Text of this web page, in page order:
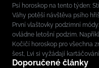
Psí horoskop na tento týden:
Váhy potěší návštěva psího
První vlaštovky podzimní
ovládne letošní podzim.
Kočičí horoskop pro všechna
šest, Lvi si vyžádají
Doporučené články